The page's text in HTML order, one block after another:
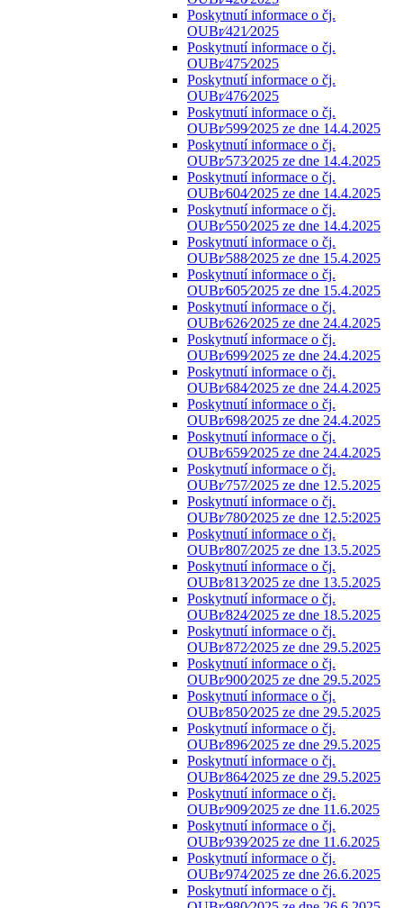
Poskytnutí informace o čj.
OUBr⁄421⁄2025
Poskytnutí informace o čj.
OUBr⁄475⁄2025
Poskytnutí informace o čj.
OUBr⁄476⁄2025
Poskytnutí informace o čj.
OUBr⁄599⁄2025 ze dne 14.4.2025
Poskytnutí informace o čj.
OUBr⁄573⁄2025 ze dne 14.4.2025
Poskytnutí informace o čj.
OUBr⁄604⁄2025 ze dne 14.4.2025
Poskytnutí informace o čj.
OUBr⁄550⁄2025 ze dne 14.4.2025
Poskytnutí informace o čj.
OUBr⁄588⁄2025 ze dne 15.4.2025
Poskytnutí informace o čj.
OUBr⁄605⁄2025 ze dne 15.4.2025
Poskytnutí informace o čj.
OUBr⁄626⁄2025 ze dne 24.4.2025
Poskytnutí informace o čj.
OUBr⁄699⁄2025 ze dne 24.4.2025
Poskytnutí informace o čj.
OUBr⁄684⁄2025 ze dne 24.4.2025
Poskytnutí informace o čj.
OUBr⁄698⁄2025 ze dne 24.4.2025
Poskytnutí informace o čj.
OUBr⁄659⁄2025 ze dne 24.4.2025
Poskytnutí informace o čj.
OUBr⁄757⁄2025 ze dne 12.5.2025
Poskytnutí informace o čj.
OUBr⁄780⁄2025 ze dne 12.5:2025
Poskytnutí informace o čj.
OUBr⁄807⁄2025 ze dne 13.5.2025
Poskytnutí informace o čj.
OUBr⁄813⁄2025 ze dne 13.5.2025
Poskytnutí informace o čj.
OUBr⁄824⁄2025 ze dne 18.5.2025
Poskytnutí informace o čj.
OUBr⁄872⁄2025 ze dne 29.5.2025
Poskytnutí informace o čj.
OUBr⁄900⁄2025 ze dne 29.5.2025
Poskytnutí informace o čj.
OUBr⁄850⁄2025 ze dne 29.5.2025
Poskytnutí informace o čj.
OUBr⁄896⁄2025 ze dne 29.5.2025
Poskytnutí informace o čj.
OUBr⁄864⁄2025 ze dne 29.5.2025
Poskytnutí informace o čj.
OUBr⁄909⁄2025 ze dne 11.6.2025
Poskytnutí informace o čj.
OUBr⁄939⁄2025 ze dne 11.6.2025
Poskytnutí informace o čj.
OUBr⁄974⁄2025 ze dne 26.6.2025
Poskytnutí informace o čj.